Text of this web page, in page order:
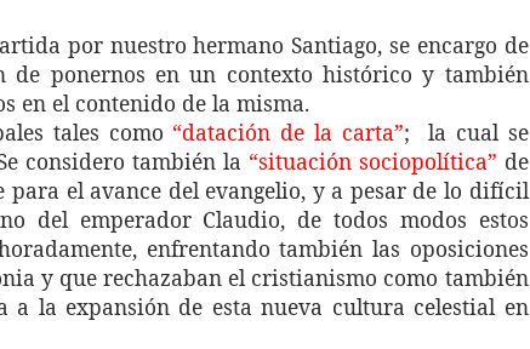
por nuestro hermano Santiago, se encargo de
ponernos en un contexto histórico y también
en el contenido de la misma.
tales como “datación de la carta”; la cual se
considero también la “situación sociopolítica” de
el avance del evangelio, y a pesar de lo difícil
del emperador Claudio, de todos modos estos
enfrentando también las oposiciones
y que rechazaban el cristianismo como también
a la expansión de esta nueva cultura celestial en